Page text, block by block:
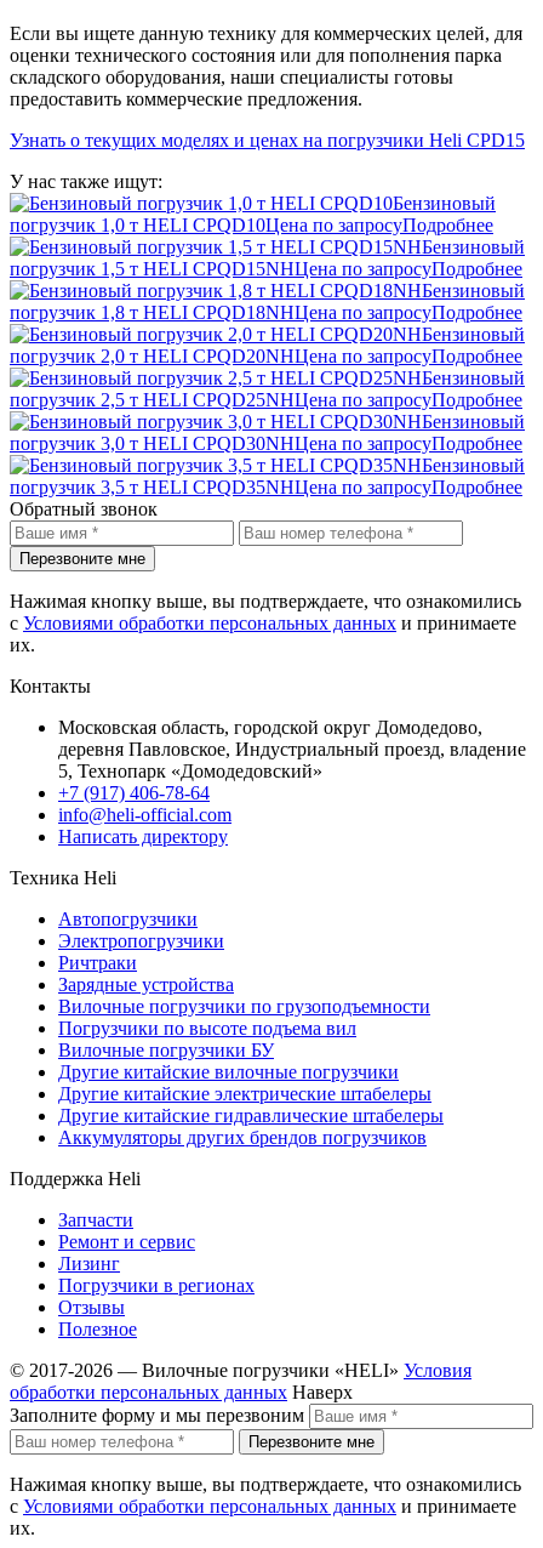
Если вы ищете данную технику для коммерческих целей, для
оценки технического состояния или для пополнения парка
складского оборудования, наши специалисты готовы
предоставить коммерческие предложения.
Узнать о текущих моделях и ценах на погрузчики Heli CPD15
У нас также ищут:
Бензиновый
погрузчик 1,0 т HELI CPQD10Цена по запросуПодробнее
Бензиновый
погрузчик 1,5 т HELI CPQD15NHЦена по запросуПодробнее
Бензиновый
погрузчик 1,8 т HELI CPQD18NHЦена по запросуПодробнее
Бензиновый
погрузчик 2,0 т HELI CPQD20NHЦена по запросуПодробнее
Бензиновый
погрузчик 2,5 т HELI CPQD25NHЦена по запросуПодробнее
Бензиновый
погрузчик 3,0 т HELI CPQD30NHЦена по запросуПодробнее
Бензиновый
погрузчик 3,5 т HELI CPQD35NHЦена по запросуПодробнее
Обратный звонок
Перезвоните мне
Нажимая кнопку выше, вы подтверждаете, что ознакомились
с Условиями обработки персональных данных и принимаете
их.
Контакты
Московская область, городской округ Домодедово,
деревня Павловское, Индустриальный проезд, владение
5, Технопарк «Домодедовский»
+7 (917) 406-78-64
info@heli-official.com
Написать директору
Техника Heli
Автопогрузчики
Электропогрузчики
Ричтраки
Зарядные устройства
Вилочные погрузчики по грузоподъемности
Погрузчики по высоте подъема вил
Вилочные погрузчики БУ
Другие китайские вилочные погрузчики
Другие китайские электрические штабелеры
Другие китайские гидравлические штабелеры
Аккумуляторы других брендов погрузчиков
Поддержка Heli
Запчасти
Ремонт и сервис
Лизинг
Погрузчики в регионах
Отзывы
Полезное
© 2017-2026 — Вилочные погрузчики «HELI» Условия
обработки персональных данных Наверх
Заполните форму и мы перезвоним
Перезвоните мне
Нажимая кнопку выше, вы подтверждаете, что ознакомились
с Условиями обработки персональных данных и принимаете
их.